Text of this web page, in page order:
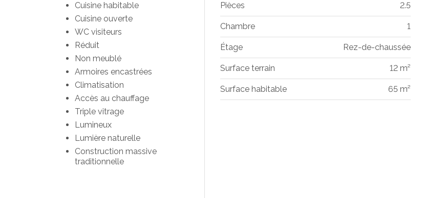
Cuisine habitable
Cuisine ouverte
WC visiteurs
Réduit
Non meublé
Armoires encastrées
Climatisation
Accès au chauffage
Triple vitrage
Lumineux
Lumière naturelle
Construction massive
traditionnelle
Pièces 2.5
Chambre 1
Étage Rez-de-chaussée
Surface terrain 12 m²
Surface habitable 65 m²